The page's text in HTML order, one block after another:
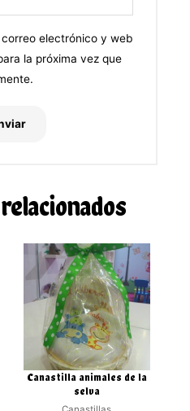
electrónico y web
la próxima vez que
Canastilla animales de la
selva